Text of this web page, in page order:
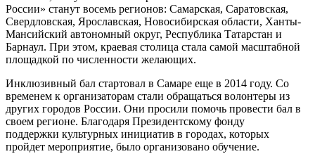
России» станут восемь регионов: Самарская, Саратовская,
Свердловская, Ярославская, Новосибирская области, Ханты-
Мансийский автономный округ, Республика Татарстан и
Барнаул. При этом, краевая столица стала самой масштабной
площадкой по численности желающих.
Инклюзивный бал стартовал в Самаре еще в 2014 году. Со
временем к организаторам стали обращаться волонтеры из
других городов России. Они просили помочь провести бал в
своем регионе. Благодаря Президентскому фонду
поддержки культурных инициатив в городах, которых
пройдет мероприятие, было организовано обучение.